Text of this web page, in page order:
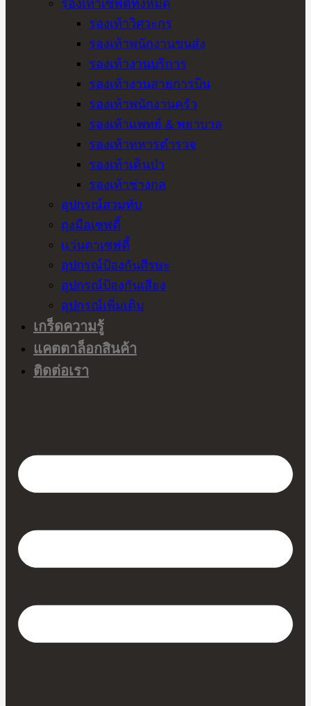
รองเท้าเซฟตี้ทั้งหมด
รองเท้าวิศวะกร
รองเท้าพนักงานขนส่ง
รองเท้างานบริการ
รองเท้างานสายการบิน
รองเท้าพนักงานครัว
รองเท้าแพทย์ & พยาบาล
รองเท้าทหารตำรวจ
รองเท้าเดินป่า
รองเท้าช่างกล
อุปกรณ์สวมทับ
ถุงมือเซฟตี้
แว่นตาเซฟตี้
อุปกรณ์ป้องกันศีรษะ
อุปกรณ์ป้องกันเสียง
อุปกรณ์เพิ่มเติม
เกร็ดความรู้
แคตตาล็อกสินค้า
ติดต่อเรา